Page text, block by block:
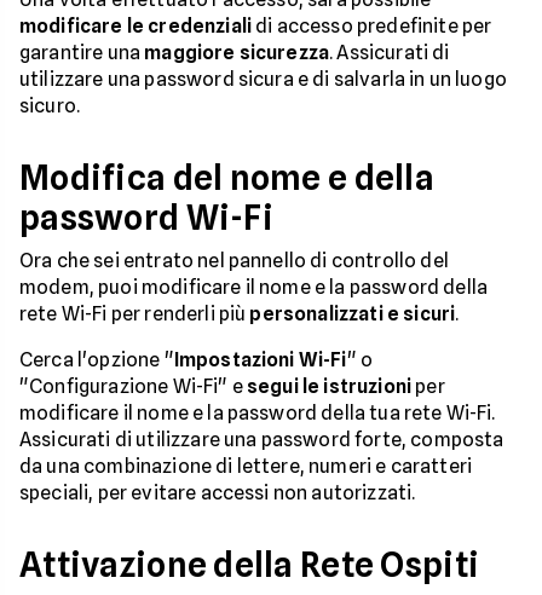
modificare le credenziali di accesso predefinite per
garantire una maggiore sicurezza. Assicurati di
utilizzare una password sicura e di salvarla in un luogo
sicuro.
Modifica del nome e della
password Wi-Fi
Ora che sei entrato nel pannello di controllo del
modem, puoi modificare il nome e la password della
rete Wi-Fi per renderli più personalizzati e sicuri.
Cerca l'opzione "Impostazioni Wi-Fi" o
"Configurazione Wi-Fi" e segui le istruzioni per
modificare il nome e la password della tua rete Wi-Fi.
Assicurati di utilizzare una password forte, composta
da una combinazione di lettere, numeri e caratteri
speciali, per evitare accessi non autorizzati.
Attivazione della Rete Ospiti